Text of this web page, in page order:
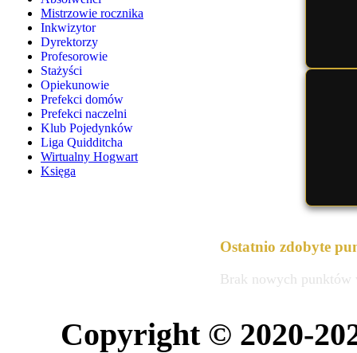
Mistrzowie rocznika
Inkwizytor
Dyrektorzy
Profesorowie
Stażyści
Opiekunowie
Prefekci domów
Prefekci naczelni
Klub Pojedynków
Liga Quidditcha
Wirtualny Hogwart
Księga
Ostatnio zdobyte
Brak nowych
Copyright © 2020-